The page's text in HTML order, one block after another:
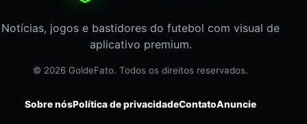
Notícias, jogos e bastidores do futebol com visual de
aplicativo premium.
© 2026 GoldeFato. Todos os direitos reservados.
Sobre nósPolítica de privacidadeContatoAnuncie